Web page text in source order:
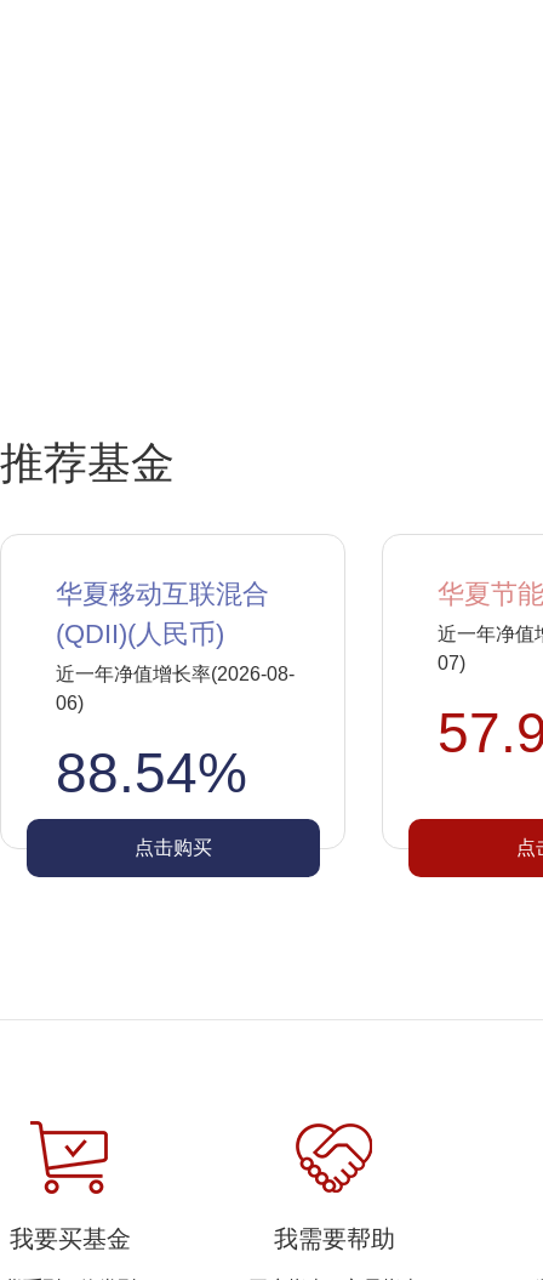
推荐基金
华夏移动互联混合
(QDII)(人民币)
近一年净值增长率(2026-08-
06)
88.54%
点击购买
华夏节
近一年净值
07)
点
我要买基金 我需要帮助